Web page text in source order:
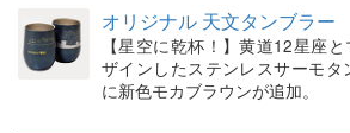
オリジナル 天文タンブラー
【星空に乾杯！】黄道12星座
ザインしたステンレスサーモ
に新色モカブラウンが追加。